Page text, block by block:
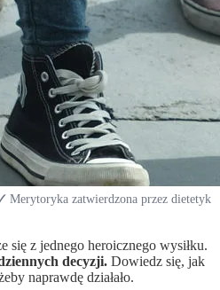
Merytoryka zatwierdzona przez dietetyk
się z jednego heroicznego wysiłku.
decyzji. Dowiedz się, jak
naprawdę działało.